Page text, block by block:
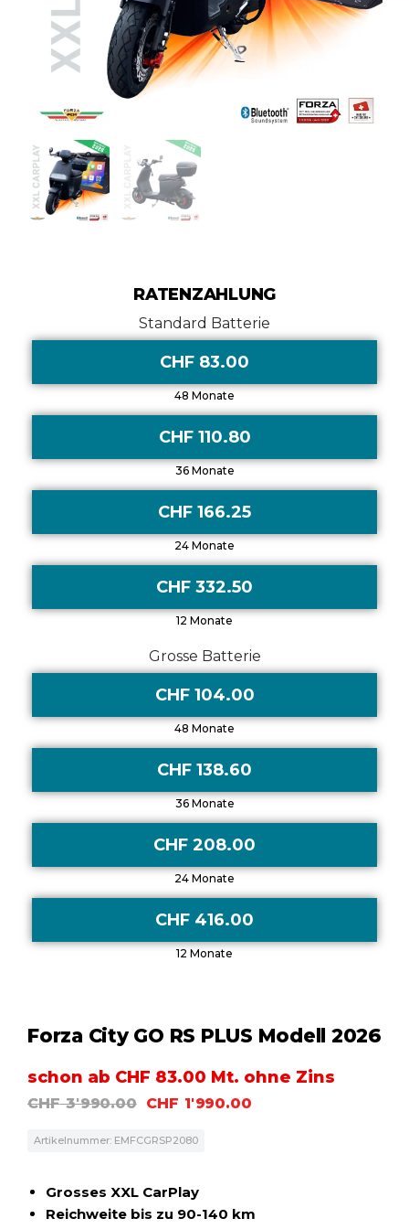
RATENZAHLUNG
Standard Batterie
CHF 83.00
48 Monate
CHF 110.80
36 Monate
CHF 166.25
24 Monate
CHF 332.50
12 Monate
Grosse Batterie
CHF 104.00
48 Monate
CHF 138.60
36 Monate
CHF 208.00
24 Monate
CHF 416.00
12 Monate
Forza City GO RS PLUS Modell 2026
schon ab CHF 83.00 Mt. ohne Zins
CHF3'990.00 CHF 1'990.00
Artikelnummer: EMFCGRSP2080
Grosses XXL CarPlay
Reichweite bis zu 90-140 km